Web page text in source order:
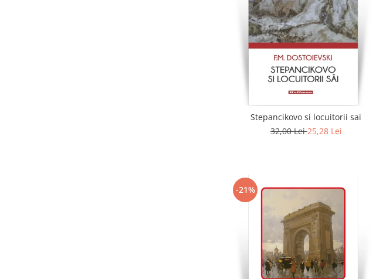
Stepancikovo si locuitorii sai
32,00 Lei25,28 Lei
-21%